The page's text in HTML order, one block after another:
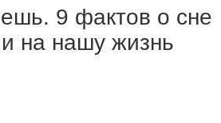
9 фактов о сне
на нашу жизнь